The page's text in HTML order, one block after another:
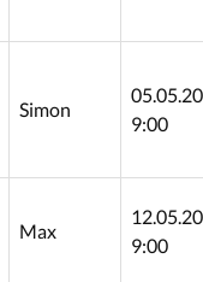
Simon
9:00
Max
9:00